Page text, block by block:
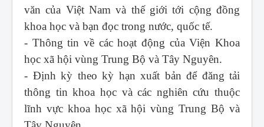
văn của Việt Nam và thế giới tới cộng đồng
khoa học và bạn đọc trong nước, quốc tế.
- Thông tin về các hoạt động của Viện Khoa
học xã hội vùng Trung Bộ và Tây Nguyên.
- Định kỳ theo kỳ hạn xuất bản để đăng tải
thông tin khoa học và các nghiên cứu thuộc
lĩnh vực khoa học xã hội vùng Trung Bộ và